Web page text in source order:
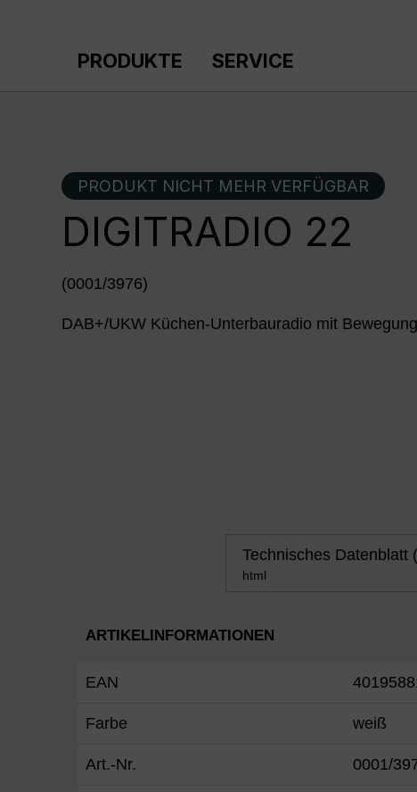
PRODUKTE SERVICE
PRODUKT NICHT MEHR VERFÜGBAR
DIGITRADIO 22
(0001/3976)
DAB+/UKW Küchen-Unterbauradio mit
Technisches Datenblatt
html
ARTIKELINFORMATIONEN
EAN
Farbe weiß
Art.-Nr. 0001/